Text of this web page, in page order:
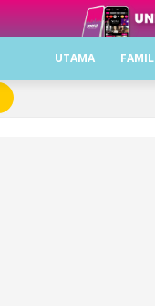
UTAMA